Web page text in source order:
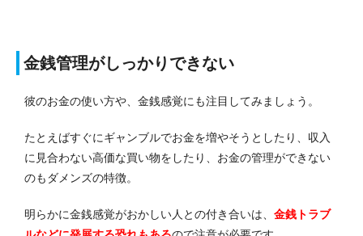
金銭管理がしっかりできない
彼のお金の使い方や、金銭感覚にも注目してみましょう。
たとえばすぐにギャンブルでお金を増やそうとしたり、収入
に見合わない高価な買い物をしたり、お金の管理ができない
のもダメンズの特徴。
明らかに金銭感覚がおかしい人との付き合いは、 金銭トラブ